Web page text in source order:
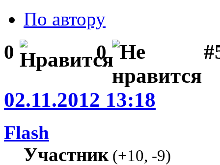
По автору
0 0
02.11.2012 13:18
Flash
Участник(+10, -9)